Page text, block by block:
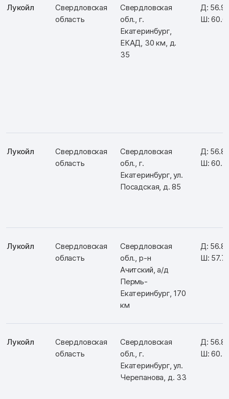
Лукойл
Свердловская
область
Свердловская
обл., г.
Екатеринбург,
ЕКАД, 30 км, д.
35
Д:
Ш:
Лукойл
Свердловская
область
Свердловская
обл., г.
Екатеринбург, ул.
Посадская, д. 85
Д:
Ш:
Лукойл
Свердловская
область
Свердловская
обл., р-н
Ачитский, а/д
Пермь-
Екатеринбург, 170
км
Д:
Ш:
Лукойл
Свердловская
область
Свердловская
обл., г.
Екатеринбург, ул.
Черепанова, д. 33
Д:
Ш: